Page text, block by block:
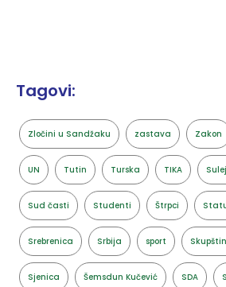
Tagovi:
Zločini u Sandžaku zastava Zakon
UN Tutin Turska TIKA
Sud časti Studenti Štrpci
Srebrenica Srbija sport
Sjenica Šemsdun Kučević SDA